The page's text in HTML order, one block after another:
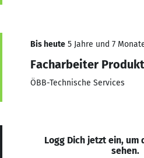
Bis heute 5 Jahre und 7
Facharbeiter
ÖBB-Technische Services
Logg Dich jetzt ein, um
sehen.